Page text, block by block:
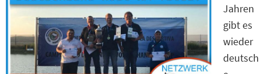
Jahren
gibt es
wieder
deutsch